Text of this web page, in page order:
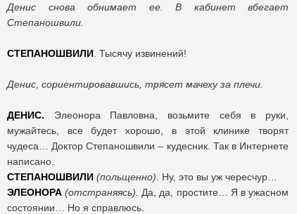
Денис снова обнимает ее. В кабинет вбегает
Степаношвили.
СТЕПАНОШВИЛИ . Тысячу извинений!
Денис, сориентировавшись, трясет мачеху за плечи.
ДЕНИС. Элеонора Павловна, возьмите себя в руки,
мужайтесь, все будет хорошо, в этой клинике творят
чудеса… Доктор Степаношвили – кудесник. Так в Интернете
написано.
СТЕПАНОШВИЛИ (польщенно).
Ну, это вы уж чересчур…
ЭЛЕОНОРА (отстраняясь). Да, да, простите… Я в ужасном
состоянии… Но я справлюсь.